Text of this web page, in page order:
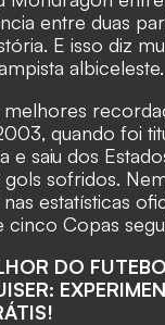
entre duas
E isso diz
albiceleste.
melhores
quando foi
e saiu dos
sofridos.
estatísticas
cinco Copas
DO